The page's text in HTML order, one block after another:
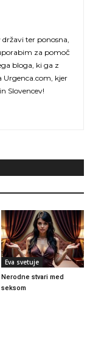
državi ter ponosna,
za pomoč
bloga, ki ga z
kjer
Slovencev!
Eva svetuje
Nerodne stvari med
seksom